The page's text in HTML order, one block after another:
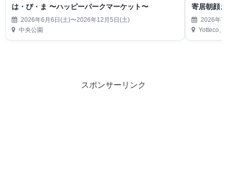
は・ぴ・ま 〜ハッピーパークマーケット〜
2026年6月6日(土)〜2026年12月5日(土)
中央公園
寄居朝顔
2026年7
Yotteco、
スポンサーリンク